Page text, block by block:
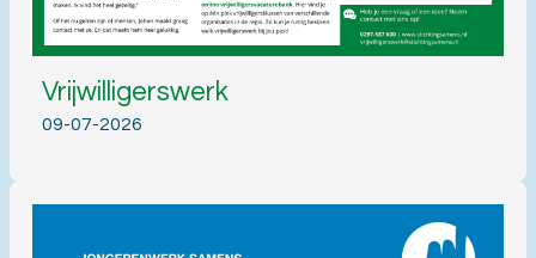
Vrijwilligerswerk
09-07-2026